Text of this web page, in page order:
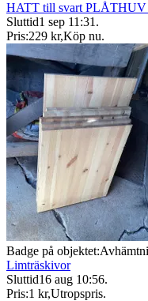
HATT till svart PLÅTHUV
Sluttid1 sep 11:31 .
Pris:229 kr,Köp nu.
Badge på objektet:
Limträskivor
Sluttid16 aug 10:56.
Pris:1 kr,Utropspris.